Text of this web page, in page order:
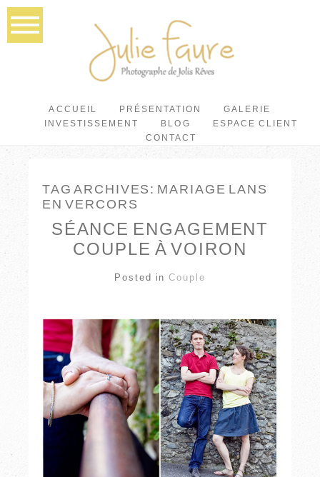
ACCUEIL PRÉSENTATION
GALERIE
INVESTISSEMENT
BLOG
ESPACE CLIENT
CONTACT
TAG ARCHIVES: MARIAGE LANS
EN VERCORS
SÉANCE ENGAGEMENT
COUPLE À VOIRON
Posted inCouple